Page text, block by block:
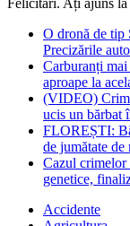
Felicitări. Ați ajuns
O dronă de tip
Precizările
Carburanți
aproape la
(VIDEO)
ucis un bărbat
FLOREȘTI:
de jumătate
Cazul crimelor
genetice,
Accidente